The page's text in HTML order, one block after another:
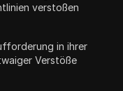
verstoßen
in ihrer
Verstöße